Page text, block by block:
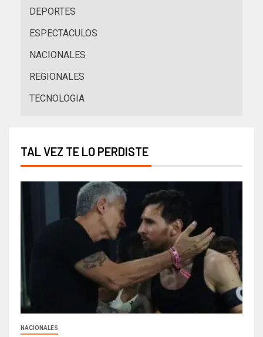
DEPORTES
ESPECTACULOS
NACIONALES
REGIONALES
TECNOLOGIA
TAL VEZ TE LO PERDISTE
NACIONALES